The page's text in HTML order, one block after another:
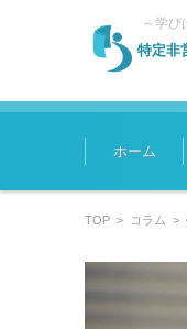
特定非
～学び
コンテンツに
ホーム
TOP > コラム >